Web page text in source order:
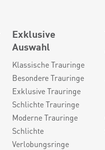
Exklusive
Auswahl
Klassische Trauringe
Besondere Trauringe
Exklusive Trauringe
Schlichte Trauringe
Moderne Trauringe
Schlichte
Verlobungsringe